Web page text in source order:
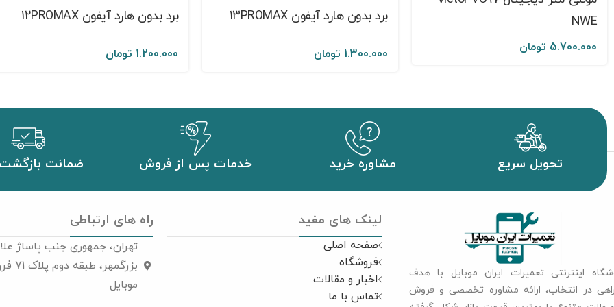
NWE
5.700.000 تومان
برد بدون هارد آیفون 13PROMAX
1.300.000 تومان
برد بدون هارد آیفون 12PROMAX
1.200.000 تومان
تحویل سریع مشاوره خرید خدمات پس از فروش ضمانت
اینترنتی تعمیرات ایران موبایل با هدف
در انتخاب، ارائه مشاوره تخصصی و فروش
لینک های مفید
صفحه اصلی
فروشگاه
اخبار و مقالات
تماس با ما
راه های ارتباطی
تهران، جمهوری جنب پاساژ
موبایل